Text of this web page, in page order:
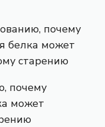
почему
может